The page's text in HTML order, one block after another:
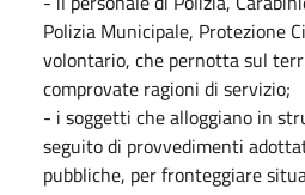
Polizia Municipale, Protezione
volontario, che pernotta sul
comprovate ragioni di servizio;
- i soggetti che alloggiano in
seguito di provvedimenti
pubbliche, per fronteggiare